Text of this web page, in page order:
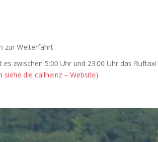
zur Weiterfahrt.
zwischen 5:00 Uhr und 23:00 Uhr das Ruftaxi
siehe die callheinz – Website)